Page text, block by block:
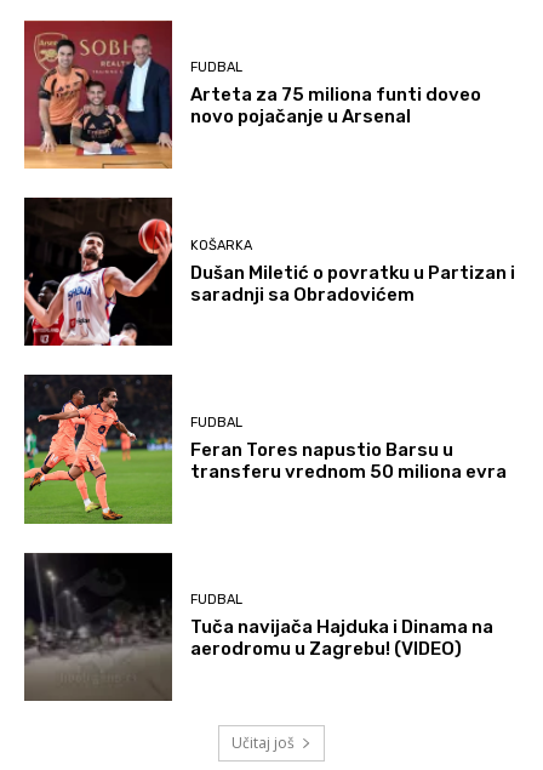
FUDBAL
Arteta za 75 miliona funti doveo
novo pojačanje u Arsenal
KOŠARKA
Dušan Miletić o povratku u Partizan i
saradnji sa Obradovićem
FUDBAL
Feran Tores napustio Barsu u
transferu vrednom 50 miliona evra
FUDBAL
Tuča navijača Hajduka i Dinama na
aerodromu u Zagrebu! (VIDEO)
Učitaj još